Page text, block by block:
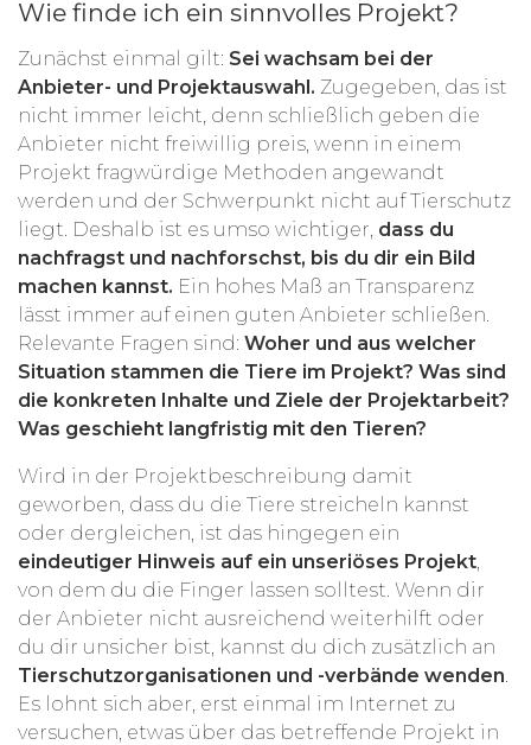
Wie finde ich ein sinnvolles Projekt?
Zunächst einmal gilt: Sei wachsam bei der
Anbieter- und Projektauswahl. Zugegeben, das ist
nicht immer leicht, denn schließlich geben die
Anbieter nicht freiwillig preis, wenn in einem
Projekt fragwürdige Methoden angewandt
werden und der Schwerpunkt nicht auf Tierschutz
liegt. Deshalb ist es umso wichtiger, dass du
nachfragst und nachforschst, bis du dir ein Bild
machen kannst. Ein hohes Maß an Transparenz
lässt immer auf einen guten Anbieter schließen.
Relevante Fragen sind: Woher und aus welcher
Situation stammen die Tiere im Projekt? Was sind
die konkreten Inhalte und Ziele der Projektarbeit?
Was geschieht langfristig mit den Tieren?
Wird in der Projektbeschreibung damit
geworben, dass du die Tiere streicheln kannst
oder dergleichen, ist das hingegen ein
eindeutiger Hinweis auf ein unseriöses Projekt,
von dem du die Finger lassen solltest. Wenn dir
der Anbieter nicht ausreichend weiterhilft oder
du dir unsicher bist, kannst du dich zusätzlich an
Tierschutzorganisationen und -verbände wenden.
Es lohnt sich aber, erst einmal im Internet zu
versuchen, etwas über das betreffende Projekt in